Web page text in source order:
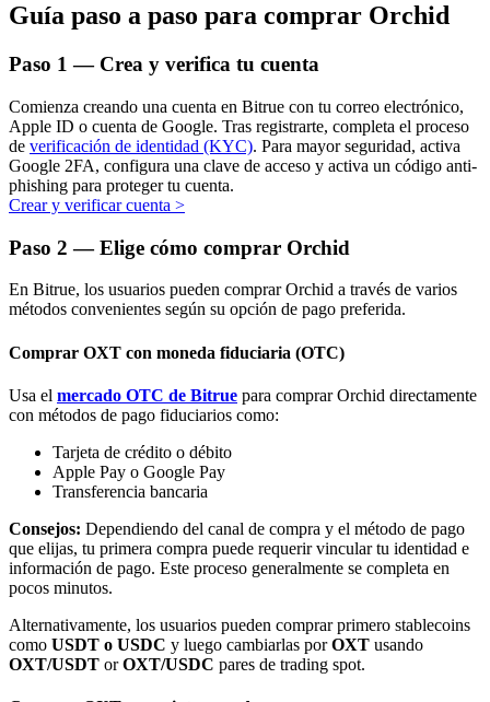
Aprender Staking
Obtenga más información sobre cómo obtener ingresos pasivos
Bitrue
AI
Bitrue Partners
Afiliados de Bitrue
¡Hasta un 65% de comisiones!
Guía paso a paso para comprar Orchid
Paso 1 — Crea y verifica tu cuenta
Comienza creando una cuenta en Bitrue con tu correo electrónico,
Apple ID o cuenta de Google. Tras registrarte, completa el proceso
de verificación de identidad (KYC). Para mayor seguridad, activa
Google 2FA, configura una clave de acceso y activa un código anti-
phishing para proteger tu cuenta.
Crear y verificar cuenta >
Paso 2 — Elige cómo comprar Orchid
En Bitrue, los usuarios pueden comprar Orchid a través de varios
métodos convenientes según su opción de pago preferida.
Comprar OXT con moneda fiduciaria (OTC)
Usa el mercado OTC de Bitrue para comprar Orchid directamente
con métodos de pago fiduciarios como:
Tarjeta de crédito o débito
Apple Pay o Google Pay
Transferencia bancaria
Consejos: Dependiendo del canal de compra y el método de pago
que elijas, tu primera compra puede requerir vincular tu identidad e
información de pago. Este proceso generalmente se completa en
pocos minutos.
Alternativamente, los usuarios pueden comprar primero stablecoins
como USDT o USDC y luego cambiarlas porOXT usando
OXT/USDT orOXT/USDC pares de trading spot.